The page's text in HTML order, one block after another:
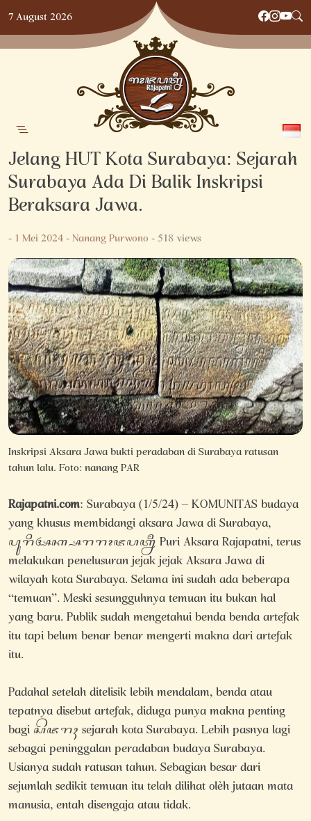
Skip
to
content
7 August 2026
Jelang HUT Kota Surabaya: Sejarah
Surabaya Ada Di Balik Inskripsi
Beraksara Jawa.
-1 Mei 2024-Nanang Purwono- 518 views
Inskripsi Aksara Jawa bukti peradaban di Surabaya ratusan
tahun lalu. Foto: nanang PAR
Rajapatni.com: Surabaya (1/5/24) – KOMUNITAS budaya
yang khusus membidangi aksara Jawa di Surabaya,
ꦥꦸꦫꦶꦄꦏ꧀ꦱꦫꦫꦴꦗꦥꦠ꧀ꦤꦷ Puri Aksara Rajapatni, terus
melakukan penelusuran jejak jejak Aksara Jawa di
wilayah kota Surabaya. Selama ini sudah ada beberapa
“temuan”. Meski sesungguhnya temuan itu bukan hal
yang baru. Publik sudah mengetahui benda benda artefak
itu tapi belum benar benar mengerti makna dari artefak
itu.
Padahal setelah ditelisik lebih mendalam, benda atau
tepatnya disebut artefak, diduga punya makna penting
bagi ꦱꦼꦗꦫꦃ sejarah kota Surabaya. Lebih pasnya lagi
sebagai peninggalan peradaban budaya Surabaya.
Usianya sudah ratusan tahun. Sebagian besar dari
sejumlah sedikit temuan itu telah dilihat olèh jutaan mata
manusia, entah disengaja atau tidak.